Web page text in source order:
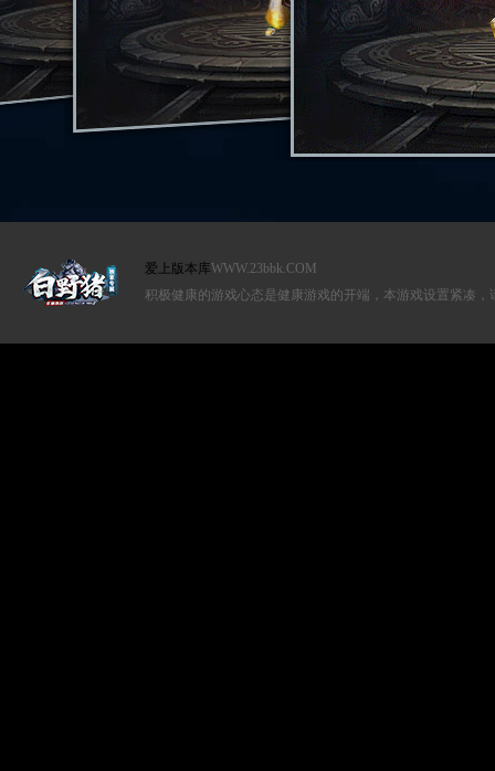
爱上版本库WWW.23bbk.COM
积极健康的游戏心态是健康游戏的开端，本游戏设置紧凑